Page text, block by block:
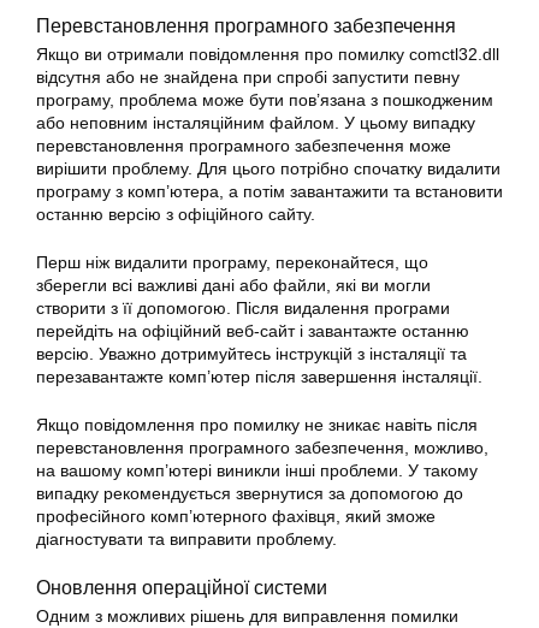
Перевстановлення програмного забезпечення
Якщо ви отримали повідомлення про помилку comctl32.dll
відсутня або не знайдена при спробі запустити певну
програму, проблема може бути пов’язана з пошкодженим
або неповним інсталяційним файлом. У цьому випадку
перевстановлення програмного забезпечення може
вирішити проблему. Для цього потрібно спочатку видалити
програму з комп’ютера, а потім завантажити та встановити
останню версію з офіційного сайту.
Перш ніж видалити програму, переконайтеся, що
зберегли всі важливі дані або файли, які ви могли
створити з її допомогою. Після видалення програми
перейдіть на офіційний веб-сайт і завантажте останню
версію. Уважно дотримуйтесь інструкцій з інсталяції та
перезавантажте комп’ютер після завершення інсталяції.
Якщо повідомлення про помилку не зникає навіть після
перевстановлення програмного забезпечення, можливо,
на вашому комп’ютері виникли інші проблеми. У такому
випадку рекомендується звернутися за допомогою до
професійного комп’ютерного фахівця, який зможе
діагностувати та виправити проблему.
Оновлення операційної системи
Одним з можливих рішень для виправлення помилки